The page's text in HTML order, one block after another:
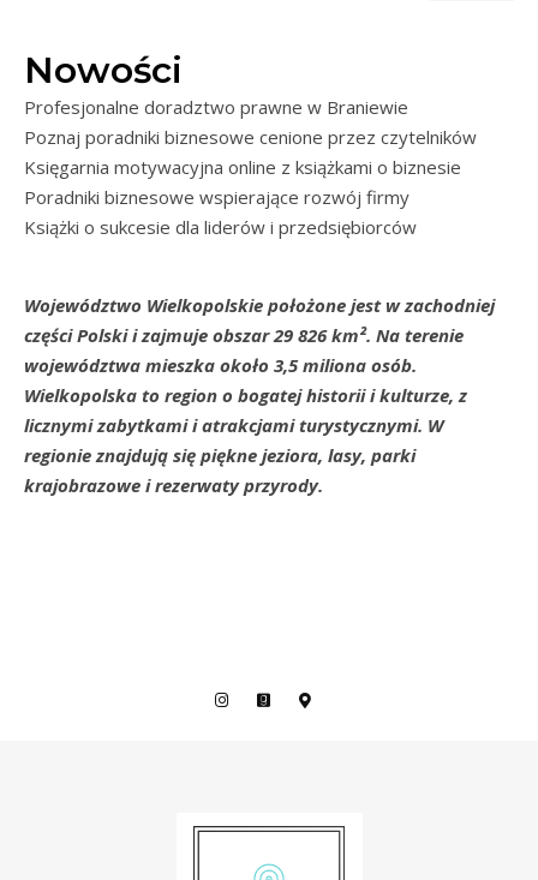
Nowości
Profesjonalne doradztwo prawne w Braniewie
Poznaj poradniki biznesowe cenione przez czytelników
Księgarnia motywacyjna online z książkami o biznesie
Poradniki biznesowe wspierające rozwój firmy
Książki o sukcesie dla liderów i przedsiębiorców
Województwo Wielkopolskie położone jest w zachodniej
części Polski i zajmuje obszar 29 826 km². Na terenie
województwa mieszka około 3,5 miliona osób.
Wielkopolska to region o bogatej historii i kulturze, z
licznymi zabytkami i atrakcjami turystycznymi. W
regionie znajdują się piękne jeziora, lasy, parki
krajobrazowe i rezerwaty przyrody.